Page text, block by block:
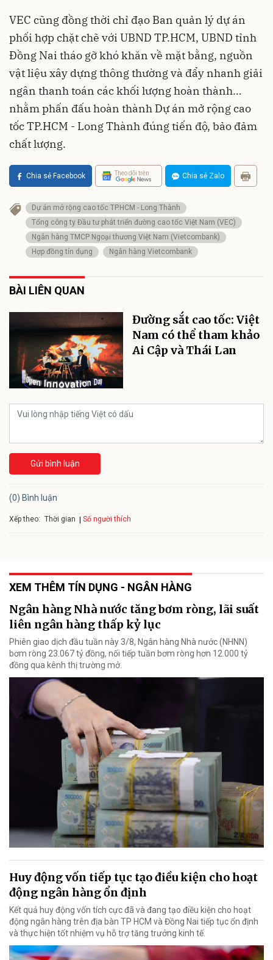
VEC cũng đồng thời chỉ đạo Ban quản lý dự án
phối hợp chặt chẽ với UBND TP.HCM, UBND tỉnh
Đồng Nai tháo gỡ khó khăn về mặt bằng, nguồn
vật liệu xây dựng thông thường và đẩy nhanh giải
ngân thanh toán các khối lượng hoàn thành…
nhằm phấn đấu hoàn thành Dự án mở rộng cao
tốc TP.HCM - Long Thành đúng tiến độ, bảo đảm
chất lượng.
Chia sẻ Facebook Theo dõi trên Chia sẻ Zalo
Dự án mở rộng cao tốc TP.HCM - Long Thành
Tổng công ty Đầu tư phát triển đường cao tốc Việt Nam (VEC)
Ngân hàng TMCP Ngoại thương Việt Nam (Vietcombank)
Hợp đồng tín dụng
Ngân hàng Vietcombank
BÀI LIÊN QUAN
Đường sắt cao tốc: Việt
Nam có thể tham khảo
Ai Cập và Thái Lan
Gửi bình luận
(0) Bình luận
Xếp theo: Thời gian Số người thích
XEM THÊM TÍN DỤNG - NGÂN HÀNG
Ngân hàng Nhà nước tăng bơm ròng, lãi suất
liên ngân hàng thấp kỷ lục
Phiên giao dịch đầu tuần này 3/8, Ngân hàng Nhà nước (NHNN)
bơm ròng 23.067 tỷ đồng, nối tiếp tuần bơm ròng hơn 12.000 tỷ
đồng qua kênh thị trường mở.
Huy động vốn tiếp tục tạo điều kiện cho hoạt
động ngân hàng ổn định
Kết quả huy động vốn tích cực đã và đang tạo điều kiện cho hoạt
động ngân hàng trên địa bàn TP HCM và Đồng Nai tiếp tục ổn định
và thực hiện tốt nhiệm vụ hỗ trợ tăng trưởng kinh tế.